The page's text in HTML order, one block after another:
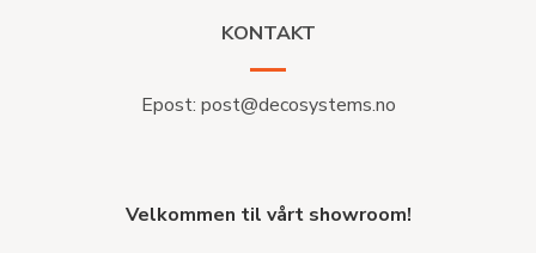
KONTAKT
Epost: post@decosystems.no
Velkommen til vårt showroom!